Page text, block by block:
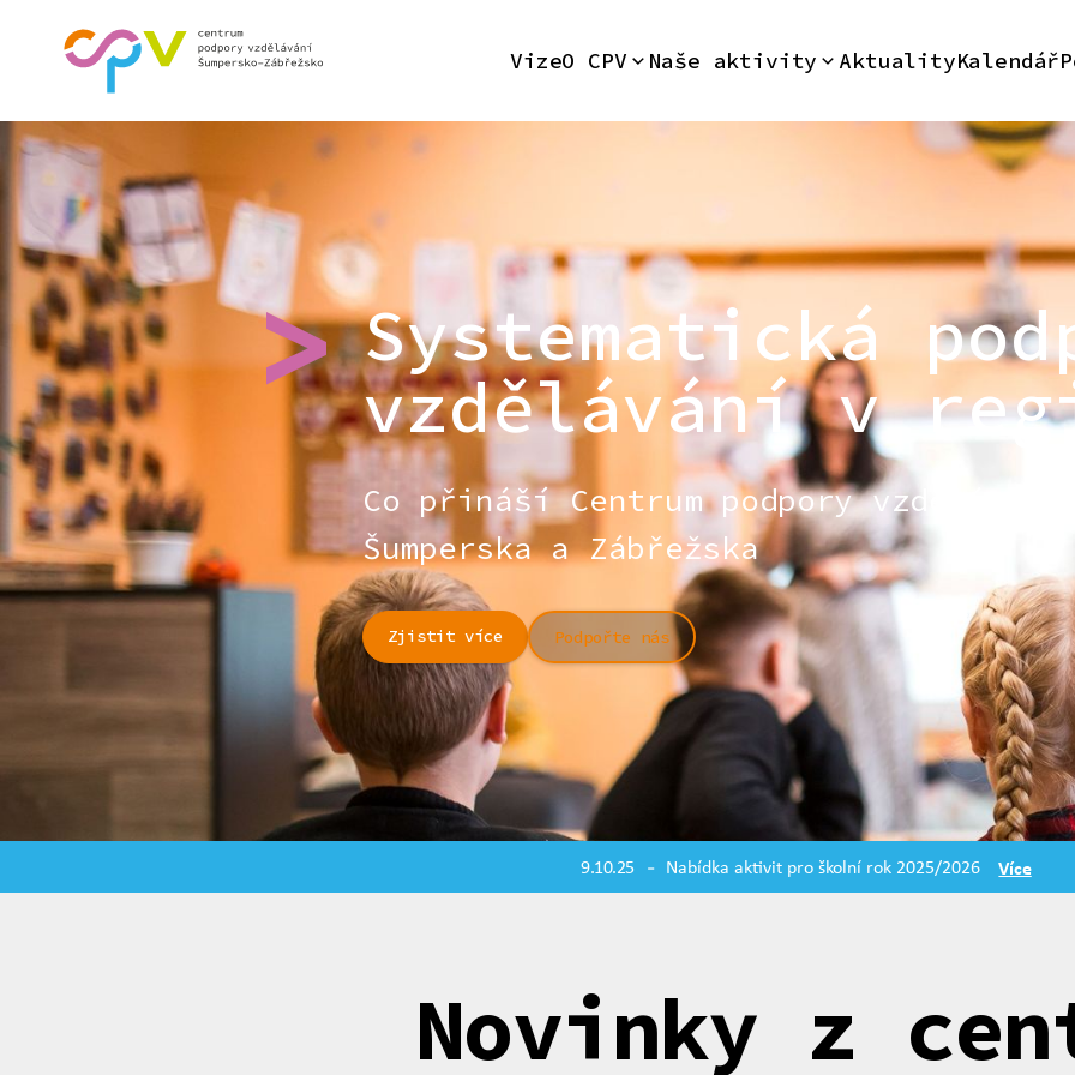
VizeO CPV Naše aktivity AktualityKalendář
Systematická
vzdělávání v
Co přináší Centrum podpory
Šumperska a Zábřežska
Zjistit více Podpořte nás
9.10.25 - Nabídka aktivit pro školní rok 2025/2026 Více
Novinky z